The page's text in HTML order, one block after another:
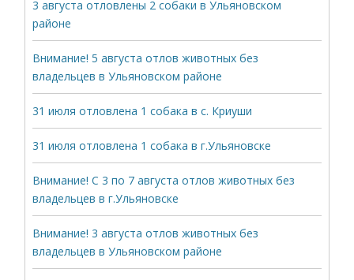
3 августа отловлены 2 собаки в Ульяновском
районе
Внимание! 5 августа отлов животных без
владельцев в Ульяновском районе
31 июля отловлена 1 собака в с. Криуши
31 июля отловлена 1 собака в г.Ульяновске
Внимание! С 3 по 7 августа отлов животных без
владельцев в г.Ульяновске
Внимание! 3 августа отлов животных без
владельцев в Ульяновском районе